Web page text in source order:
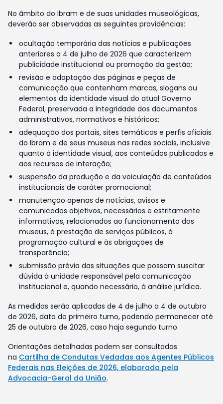
No âmbito do Ibram e de suas unidades museológicas,
deverão ser observadas as seguintes providências:
ocultação temporária das notícias e publicações
anteriores a 4 de julho de 2026 que caracterizem
publicidade institucional ou promoção da gestão;
revisão e adaptação das páginas e peças de
comunicação que contenham marcas, slogans ou
elementos da identidade visual do atual Governo
Federal, preservada a integridade dos documentos
administrativos, normativos e históricos;
adequação dos portais, sites temáticos e perfis oficiais
do Ibram e de seus museus nas redes sociais, inclusive
quanto à identidade visual, aos conteúdos publicados e
aos recursos de interação;
suspensão da produção e da veiculação de conteúdos
institucionais de caráter promocional;
manutenção apenas de notícias, avisos e
comunicados objetivos, necessários e estritamente
informativos, relacionados ao funcionamento dos
museus, à prestação de serviços públicos, à
programação cultural e às obrigações de
transparência;
submissão prévia das situações que possam suscitar
dúvida à unidade responsável pela comunicação
institucional e, quando necessário, à análise jurídica.
As medidas serão aplicadas de 4 de julho a 4 de outubro
de 2026, data do primeiro turno, podendo permanecer até
25 de outubro de 2026, caso haja segundo turno.
Orientações detalhadas podem ser consultadas
na Cartilha de Condutas Vedadas aos Agentes Públicos
Federais nas Eleições de 2026, elaborada pela
Advocacia-Geral da União.